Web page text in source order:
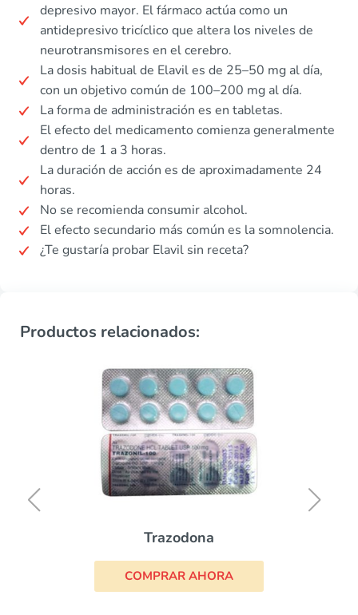
depresivo mayor. El fármaco actúa como un
antidepresivo tricíclico que altera los niveles de
neurotransmisores en el cerebro.
La dosis habitual de Elavil es de 25–50 mg al día,
con un objetivo común de 100–200 mg al día.
La forma de administración es en tabletas.
El efecto del medicamento comienza generalmente
dentro de 1 a 3 horas.
La duración de acción es de aproximadamente 24
horas.
No se recomienda consumir alcohol.
El efecto secundario más común es la somnolencia.
¿Te gustaría probar Elavil sin receta?
Productos relacionados:
Trazodona
COMPRAR AHORA